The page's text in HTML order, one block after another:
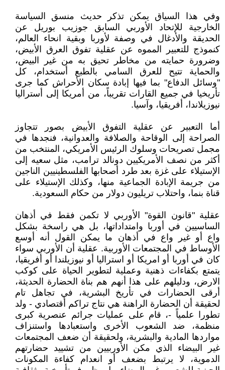
وفي هذا السياق يمكن تذكر حديث منسق السياسة
الخارجية للإتحاد الأوربي السابق جوزيب بوريل عن
الحديقة والأدغال في وصفة لأوربا وبقية انحاء العالم،
كنموذج للتعبير المموه عن عقلية تفوق العرق الأبيض،
وضرورة حمايته من مخاطر تحيق به من غير البيض،
والحماية تتيح للعرق السامي بالطبع أستخدام، كل
"وسائل الدفاع" بما فيها إبادة سكان الأحراش كما جرى
تأريخيا في جميع القارات تقريباً، من أمريكا إلى أستراليا
نيوزيلاندا، أفريقيا، وآسيا.
أما التعبير عن عقلية التفوق الأبيض بصور تتجاوز
الصراحة إلى الوقاحة والصلافة والعدوانية، فنجدها في
مجمل تصريحات وسلوك الرئيس الأمريكي، المنتخب من
أكثر من نصف الأمريكيين دونالد ترامب، مثل سعيه إلى
الإستيلاء على غزة بعد طرد أصحابها الفلسطينيين الناجين
من جريمة الإبادة الجماعية منها، وكذلك الإستيلاء على
قناة بنما، واحتلاب تريليون دولار من حكام السعودية.
عقلية "قانون القوة" الأوربي لا تكمن فقط في أذهان
الساسيين في أوربا وامتداداتها، بل هي راسخة بشكل
واع أو غير واع في أذهان ما يمكن القول أنه أوسع
الأوساط في المجتمعات الأوربية. عقلية أن الأوربي سواء
كان في أوربا أو امريكا أو استراليا أو نيوزيلندا أو أفريقيا،
يتمتع بكفاءات ذهنية وعملية لتطوير الحياة على كوكب
الارض، ودليلهم على هذا أنهم هم بناة الحضارة الحديثة،
أرقى الحضارات في تأريخ البشرية، في تجاهل تام
لحقيقة أن الحضارة الراهنة هي نتاج تراكم أقتصادي - ولد
تطورا علمياً -، قام على عمليات جرائم عنصرية كبرى
منظمة، ضد الشعوب الأخرى واستعبادها واستنزاف
مواردها المادية والبشرية، ولحقيقة أن ضعف المجتمعات
غير البيضاء الذي مكن الأوربيين من تشييد حضارتهم
الدموية، لا يرتبط بضعف أو انعدام كفاءة المكونات